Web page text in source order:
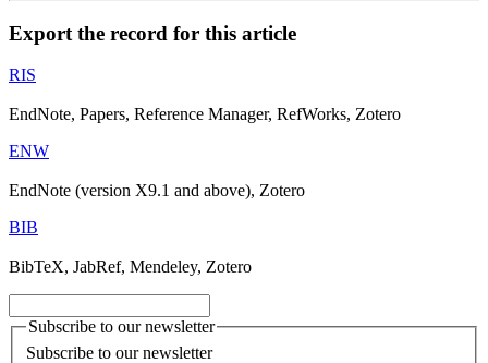
Export the record for this article
RIS
EndNote, Papers, Reference Manager, RefWorks, Zotero
ENW
EndNote (version X9.1 and above), Zotero
BIB
BibTeX, JabRef, Mendeley, Zotero
Subscribe to our newsletter
Subscribe to our newsletter